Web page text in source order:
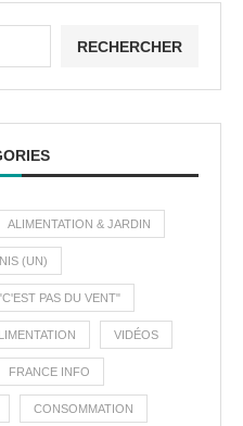
RECHERCHER
ALIMENTATION & JARDIN
(UN)
PAS DU VENT"
VIDÉOS
FRANCE INFO
CONSOMMATION